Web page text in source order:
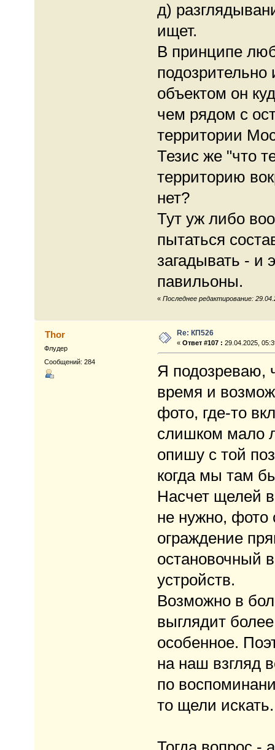
д)
ищет.
В принципе
объектом он
чем рядом с
территории
Тезис же "что
территорию
нет?
Тут уж либо
пытаться
загадывать - и
павильоны.
« Последнее редактирование:
Thor
Флудер
Сообщений: 284
Re: КП526
«Ответ #107 : 29.04.2025,
Я подозреваю,
время и
фото, где-то
слишком мало
опишу с той
когда мы там
Насчет щелей
не нужно, фото
ограждение
остановочный
устройств.
Возможно в
выглядит
особенное.
на наш взгляд
по
то щели искать.